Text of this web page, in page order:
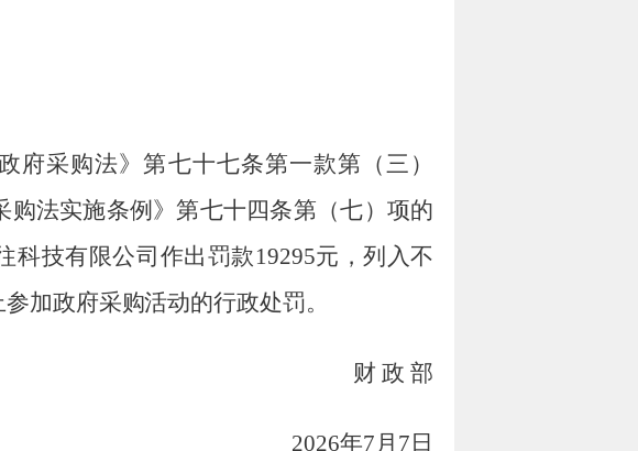
府采购法》 第七十七条第一款第（三）
购法实施条例 》 第七十四条第（七）项的
科技有限公司 作出罚款19295元 ，列入不
加政府采购活动的行政处罚。
财 政 部
2026年7月 7 日